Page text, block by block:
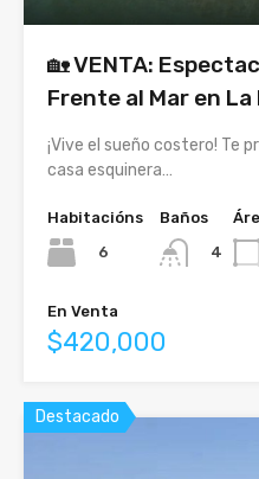
🏡 VENTA:
Frente al Mar en La
¡Vive el sueño costero! Te
casa esquinera…
Habitacións
6
Baños
4
En Venta
$420,000
Destacado